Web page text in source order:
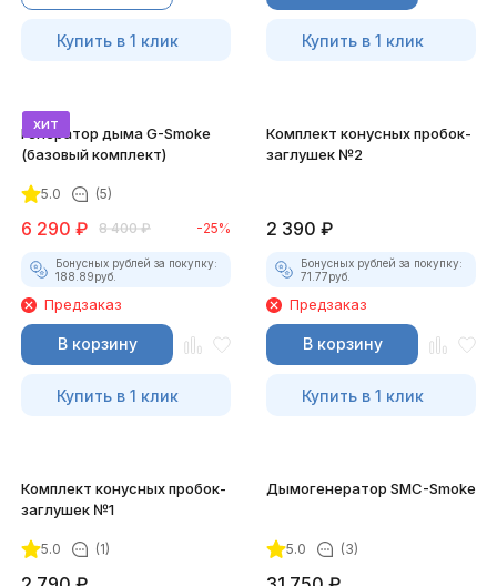
Купить в 1 клик Купить в 1 клик
хит
Генератор дыма G-Smoke
(базовый комплект)
5.0 (5)
6 290 ₽ 8 400 ₽ -25%
Бонусных рублей за покупку:
188.89руб.
Предзаказ
В корзину
Купить в 1 клик
Комплект конусных пробок-
заглушек №2
2 390 ₽
Бонусных рублей за покупку:
71.77руб.
Предзаказ
В корзину
Купить в 1 клик
Комплект конусных пробок-
заглушек №1
5.0 (1)
Дымогенератор SMC-Smoke
5.0 (3)